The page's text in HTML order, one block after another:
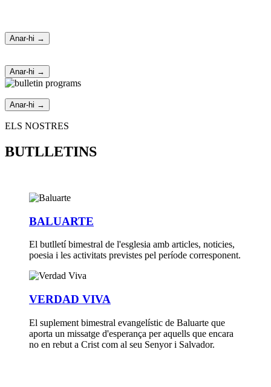
Anar-hi →
Anar-hi →
Anar-hi →
ELS NOSTRES
BUTLLETINS
BALUARTE
El butlletí bimestral de l'esglesia amb articles, noticies,
poesia i les activitats previstes pel període corresponent.
VERDAD VIVA
El suplement bimestral evangelístic de Baluarte que
aporta un missatge d'esperança per aquells que encara
no en rebut a Crist com al seu Senyor i Salvador.